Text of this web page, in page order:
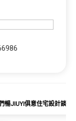
暢JIUYI俱意住宅設計談人